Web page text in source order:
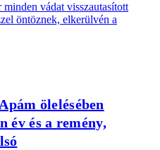
vádat visszautasított
öntöznek, elkerülvén a
ölelésében
év és a remény,